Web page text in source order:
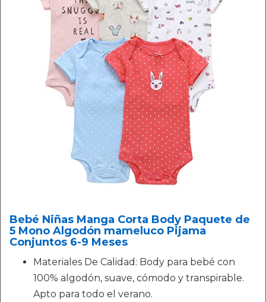
Bebé Niñas Manga Corta Body Paquete de
5 Mono Algodón mameluco Pijama
Conjuntos 6-9 Meses
Materiales De Calidad: Body para bebé con
100% algodón, suave, cómodo y transpirable.
Apto para todo el verano.